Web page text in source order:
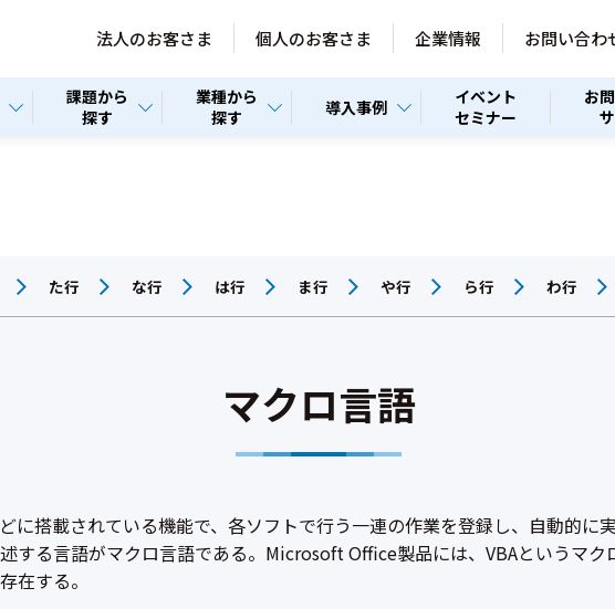
法人のお客さま 個人のお客さま 企業情報 お問い合わ
課題から
探す
業種から
探す
導入事例
イベント
セミナー
お
た行 な行 は行 ま行 や行 ら行 わ行
マクロ言語
に搭載されている機能で、各ソフトで行う一連の作業を登録し、自動的に
する言語がマクロ言語である。Microsoft Office製品には、VBAというマク
在する。